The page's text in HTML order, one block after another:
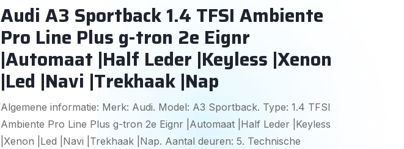
Audi A3 Sportback 1.4 TFSI Ambiente
Pro Line Plus g-tron 2e Eignr
|Automaat |Half Leder |Keyless |Xenon
|Led |Navi |Trekhaak |Nap
Algemene informatie: Merk: Audi. Model: A3 Sportback. Type: 1.4 TFSI
Ambiente Pro Line Plus g-tron 2e Eignr |Automaat |Half Leder |Keyless
|Xenon |Led |Navi |Trekhaak |Nap. Aantal deuren: 5. Technische